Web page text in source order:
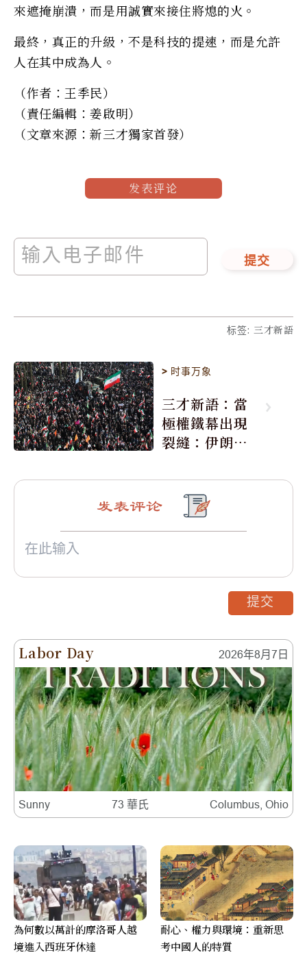
來遮掩崩潰，而是用誠實來接住將熄的火。
最終，真正的升級，不是科技的提速，而是允許
人在其中成為人。
（作者：王季民）
（責任編輯：姜啟明）
（文章來源：新三才獨家首發）
发表评论
提交
标签: 三才新語
> 时事万象
三才新語：當
極權鐵幕出現
裂縫：伊朗的
Labor Day 2026年8月7日
Sunny 73 華氏 Columbus, Ohio
发表评论
提交
為何數以萬計的摩洛哥人越
境進入西班牙休達
耐心、權力與環境：重新思
考中國人的特質